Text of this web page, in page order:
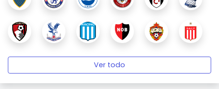
Ver todo